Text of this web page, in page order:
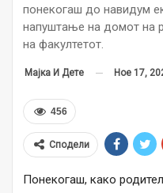
понекогаш до навидум
напуштање на домот на
на факултетот.
Мајка И Дете Ное 17,
456
Сподели
Понекогаш, како